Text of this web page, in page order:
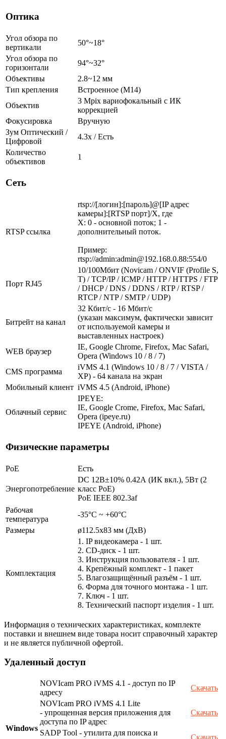
Оптика
Угол обзора по
вертикали
50°~18°
Угол обзора по
горизонтали
94°~32°
Объективы
2.8~12 мм
Тип крепления
Встроенное (M14)
Объектив
3 Mpix вариофокальный c ИК
коррекцией
Фокусировка
Вручную
Зум Оптический /
Цифровой
4.3х / Есть
Количество
объективов
1
Сеть
RTSP ссылка
rtsp://[логин]:[пароль]@[IP адрес
камеры]:[RTSP порт]/X, где
X: 0 - основной поток; 1 -
дополнительный поток.
Пример:
rtsp://admin:admin@192.168.0.88:554/0
Порт RJ45
10/100Мбит (Novicam / ONVIF (Profile S,
T) / TCP/IP / ICMP / HTTP / HTTPS / FTP
/ DHCP / DNS / DDNS / RTP / RTSP /
RTCP / NTP / SMTP / UDP)
Битрейт на канал
32 Кбит/с - 16 Мбит/с
(указан максимум, фактически зависит
от используемой камеры и
выставленных настроек)
WEB браузер
IE, Google Chrome, Firefox, Mac Safari,
Opera (Windows 10 / 8 / 7)
CMS программа
iVMS 4.1 (Windows 10 / 8 / 7 / VISTA /
XP) - 64 канала на экран
Мобильный клиент iVMS 4.5 (Android, iPhone)
Облачный сервис
IPEYE:
IE, Google Crome, Firefox, Mac Safari,
Opera (ipeye.ru)
IPEYE (Android, iPhone)
Физические параметры
PoE Есть
Энергопотребление
DC 12В±10% 0.42А (ИК вкл.), 5Вт (2
класс PoE)
PoE IEEE 802.3af
Рабочая
температура
-35°С ~ +60°С
Размеры
ø112.5x83 мм (ДхВ)
Комплектация
1. IP видеокамера - 1 шт.
2. СD-диск - 1 шт.
3. Инструкция пользователя - 1 шт.
4. Крепёжный комплект - 1 пакет
5. Влагозащищённый разъём - 1 шт.
6. Форма для точного монтажа - 1 шт.
7. Ключ - 1 шт.
8. Технический паспорт изделия - 1 шт.
Информация о технических характеристиках, комплекте
поставки и внешнем виде товара носит справочный характер
и не является публичной офертой.
Удаленный доступ
Windows
NOVIcam PRO iVMS 4.1 - доступ по IP
адресу
Скачать
NOVIcam PRO iVMS 4.1 Lite
- упрощенная версия приложения для
доступа по IP адрес
Скачать
SADP Tool - утилита для поиска и